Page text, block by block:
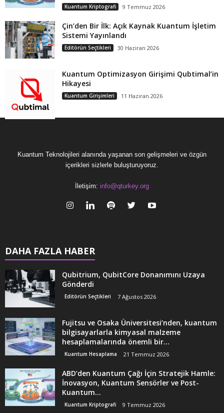
Kuantum Kriptografi 9 Temmuz 2026
Çin’den Bir İlk: Açık Kaynak Kuantum İşletim
Sistemi Yayınlandı
Editörün Seçtikleri 30 Haziran 2026
Kuantum Optimizasyon Girişimi Qubtimal’in
Hikayesi
Kuantum Girişimleri 11 Haziran 2026
Kuantum Teknolojileri alanında yaşanan son gelişmeleri ve özgün
içerikleri sizlerle buluşturuyoruz.
İletişim: info@qturkey.org
DAHA FAZLA HABER
Qubitrium, QubitCore Donanımını Uzaya
Gönderdi
Editörün Seçtikleri 7 Ağustos 2026
Fujitsu ve Osaka Üniversitesi’nden, kuantum
bilgisayarlarla kimyasal malzeme
hesaplamalarında önemli bir...
Kuantum Hesaplama 21 Temmuz 2026
ABD’den Kuantum Çağı İçin Stratejik Hamle:
İnovasyon, Kuantum Sensörler ve Post-
Kuantum...
Kuantum Kriptografi 9 Temmuz 2026